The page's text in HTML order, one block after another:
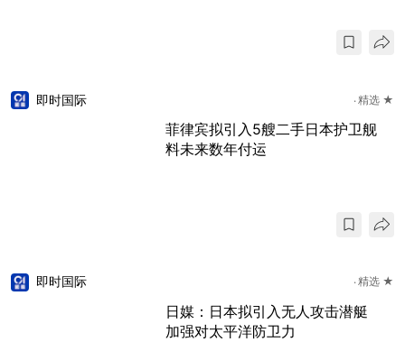
即时国际 精选 ★
菲律宾拟引入5艘二手日本护卫舰
料未来数年付运
即时国际 精选 ★
日媒：日本拟引入无人攻击潜艇
加强对太平洋防卫力